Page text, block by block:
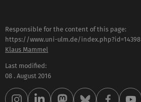
Responsible for the content of this page:
https://www.uni-ulm.de/index.php?id=14398
Klaus Mammel
Last modified:
08 . August 2016